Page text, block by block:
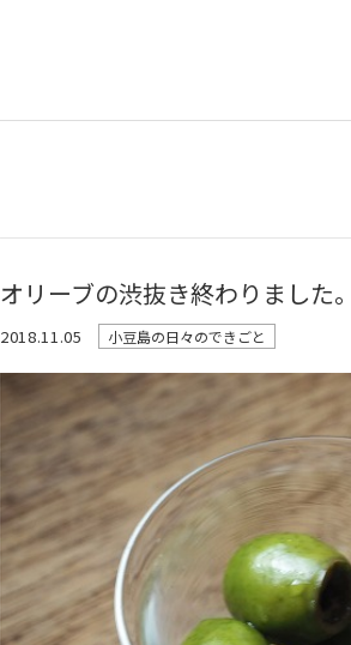
オリーブの渋抜き終わりました。
2018.11.05 小豆島の日々のできごと